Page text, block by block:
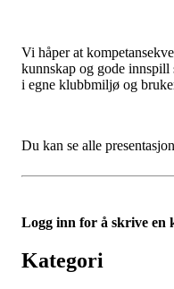
Vi håper at
kunnskap og gode innspill
i egne klubbmiljø og
Du kan se alle
Logg inn for å skrive en
Kategori